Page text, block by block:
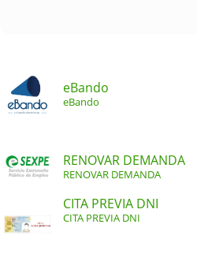
eBando
eBando
RENOVAR DEMANDA
RENOVAR DEMANDA
CITA PREVIA DNI
CITA PREVIA DNI